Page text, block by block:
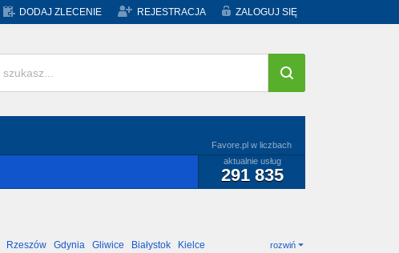
DODAJ ZLECENIE REJESTRACJA ZALOGUJ SIĘ
Favore.pl w liczbach
aktualnie usług
291 835
Rzeszów Gdynia Gliwice Białystok
Kielce
rozwiń